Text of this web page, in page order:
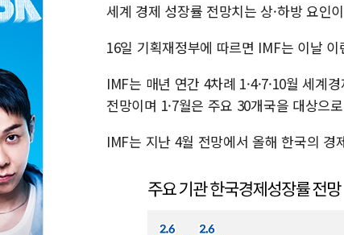
세계 경제 성장률 전망치는 상·하방 요인
16일 기획재정부에 따르면 IMF는 이날
IMF는 매년 연간 4차례 1·4·7·10월 세계
전망이며 1·7월은 주요 30개국을 대상으
IMF는 지난 4월 전망에서 올해 한국의